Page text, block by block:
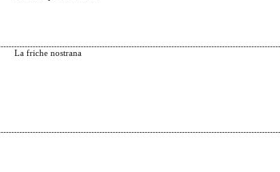
La friche nostrana